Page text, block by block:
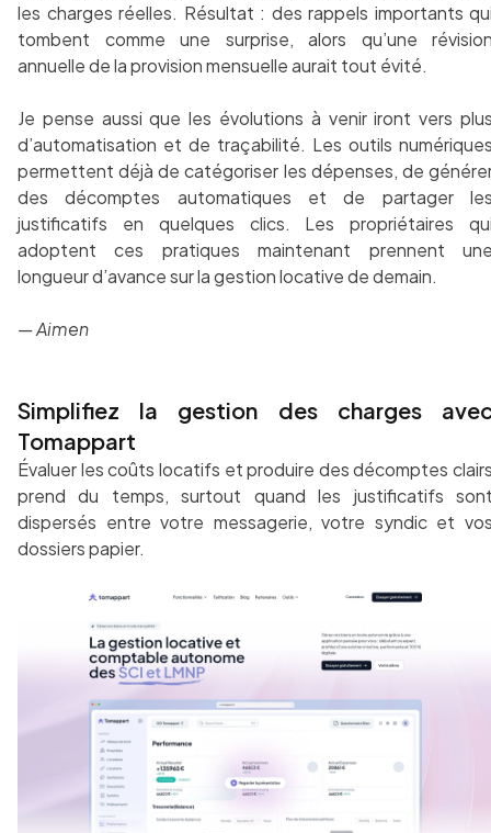
les charges réelles. Résultat : des rappels importants
tombent comme une surprise, alors qu’une
annuelle de la provision mensuelle aurait tout évité.
Je pense aussi que les évolutions à venir iront vers
d’automatisation et de traçabilité. Les outils
permettent déjà de catégoriser les dépenses, de
des décomptes automatiques et de partager
justificatifs en quelques clics. Les propriétaires
adoptent ces pratiques maintenant prennent
longueur d’avance sur la gestion locative de demain.
— Aimen
Simplifiez la gestion des charges
Tomappart
Évaluer les coûts locatifs et produire des décomptes
prend du temps, surtout quand les justificatifs
dispersés entre votre messagerie, votre syndic et
dossiers papier.